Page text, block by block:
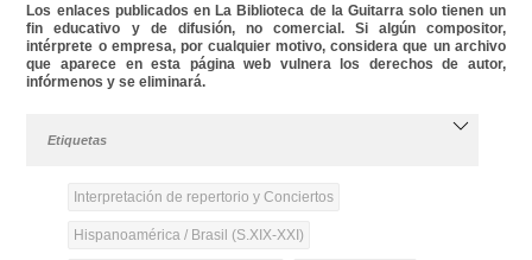
Los enlaces publicados en La Biblioteca de la Guitarra solo tienen un
fin educativo y de difusión, no comercial. Si algún compositor,
intérprete o empresa, por cualquier motivo, considera que un archivo
que aparece en esta página web vulnera los derechos de autor,
infórmenos y se eliminará.
Etiquetas
Interpretación de repertorio y Conciertos
Hispanoamérica / Brasil (S.XIX-XXI)